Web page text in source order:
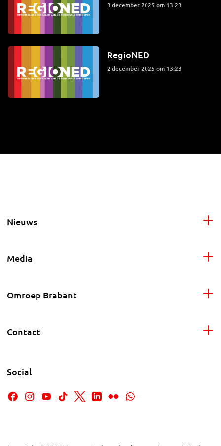
3 december 2025 om 13:23
RegioNED
2 december 2025 om 13:23
Nieuws
Media
Omroep Brabant
Contact
Social